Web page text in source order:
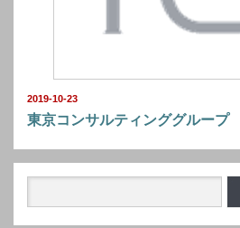
2019-10-23
東京コンサルティンググループ